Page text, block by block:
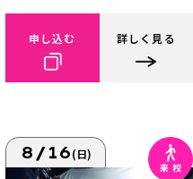
申し込む 詳しく見る
8/16(日)